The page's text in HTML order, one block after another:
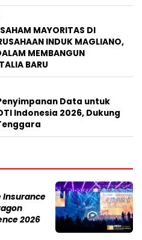
MAYORITAS DI
INDUK MAGLIANO,
MEMBANGUN
BARU
Data untuk
Indonesia 2026, Dukung
Insurance
2026